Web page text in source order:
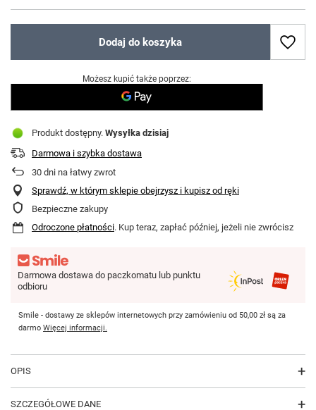
Dodaj do koszyka
Możesz kupić także poprzez:
Produkt dostępny Wysyłka dzisiaj
Darmowa i szybka dostawa
30 dni na łatwy zwrot
Sprawdź, w którym sklepie obejrzysz i kupisz od ręki
Bezpieczne zakupy
Odroczone płatności. Kup teraz, zapłać później, jeżeli nie zwrócisz
Darmowa dostawa do paczkomatu lub punktu
odbioru
Smile - dostawy ze sklepów internetowych przy zamówieniu od 50,00 zł są za
darmo Więcej informacji.
OPIS
SZCZEGÓŁOWE DANE